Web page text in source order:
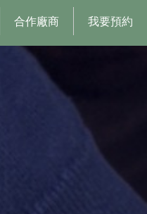
合作廠商 我要預約